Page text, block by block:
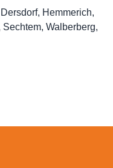
Hemmerich,
Walberberg,